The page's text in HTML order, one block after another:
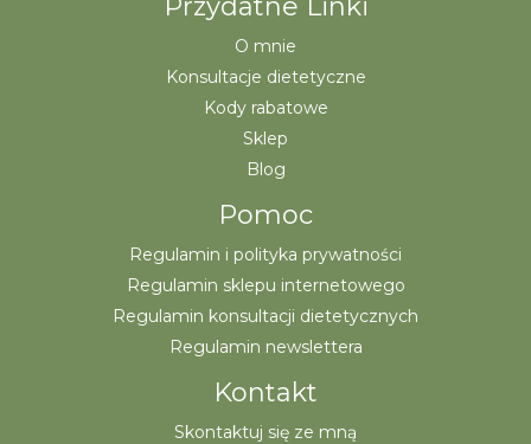
O mnie
Konsultacje dietetyczne
Kody rabatowe
Sklep
Blog
Pomoc
Regulamin i polityka prywatności
Regulamin sklepu internetowego
Regulamin konsultacji dietetycznych
Regulamin newslettera
Kontakt
Skontaktuj się ze mną